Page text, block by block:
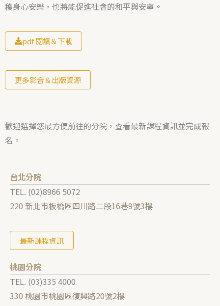
穫身心安樂，也將能促進社會的和平與安寧。
pdf 閱讀＆下載
更多影音＆出版資源
歡迎選擇您最方便前往的分院，查看最新課程資訊並完成報
名。
台北分院
TEL. (02)8966 5072
220 新北市板橋區四川路二段16巷9號3樓
最新課程資訊
桃園分院
TEL. (03)335 4000
330 桃園市桃園區復興路20號2樓